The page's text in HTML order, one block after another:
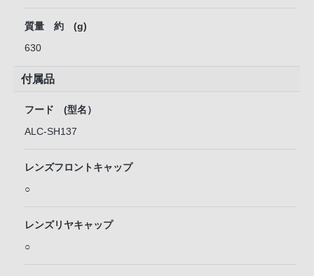
質量 約 (g)
630
付属品
フード (型名）
ALC-SH137
レンズフロントキャップ
○
レンズリヤキャップ
○